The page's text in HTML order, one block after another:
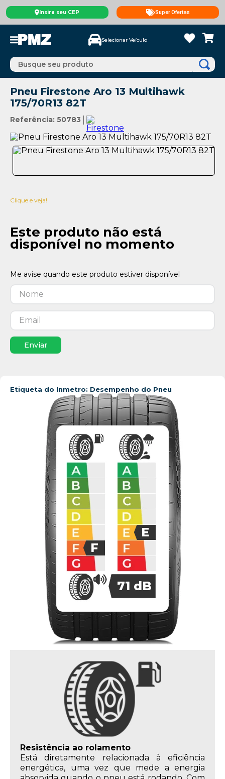
Insira seu CEP Super Ofertas
Selecionar Veículo
Busque seu produto
Pneu Firestone Aro 13 Multihawk
175/70R13 82T
Referência: 50783
Clique e veja!
Este produto não está
disponível no momento
Enviar
Etiqueta do Inmetro: Desempenho do Pneu
F
E
71 dB
Resistência ao rolamento
Está diretamente relacionada à eficiência
energética, uma vez que mede a energia